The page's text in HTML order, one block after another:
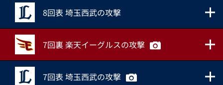
8回表 埼玉西武の攻撃
7回裏 楽天イーグルスの攻撃
7回表 埼玉西武の攻撃